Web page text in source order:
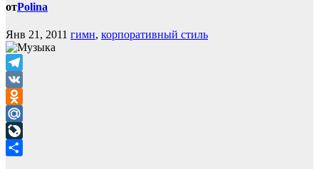
отPolina
Янв 21, 2011 гимн, корпоративный стиль
Telegram
VK
Odnoklassniki
Mail.Ru
LiveJournal